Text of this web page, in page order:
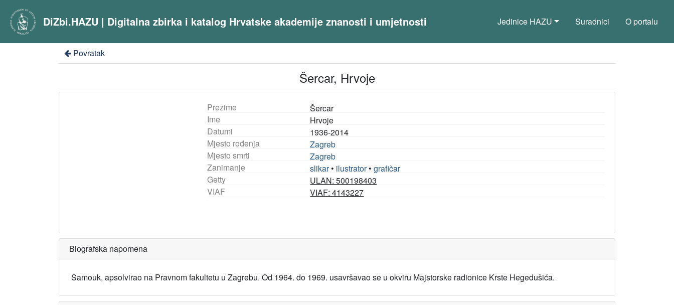
DiZbi.HAZU | Digitalna zbirka i katalog Hrvatske akademije znanosti i umjetnosti Jedinice HAZU Suradnici O portalu
Povratak
Šercar, Hrvoje
Prezime
Šercar
Ime
Hrvoje
Datumi
1936-2014
Mjesto rođenja
Zagreb
Mjesto smrti
Zagreb
Zanimanje
slikar• ilustrator•grafičar
Getty
ULAN: 500198403
VIAF
VIAF: 4143227
Biografska napomena
Samouk, apsolvirao na Pravnom fakultetu u Zagrebu. Od 1964. do 1969. usavršavao se u okviru Majstorske radionice Krste Hegedušića.